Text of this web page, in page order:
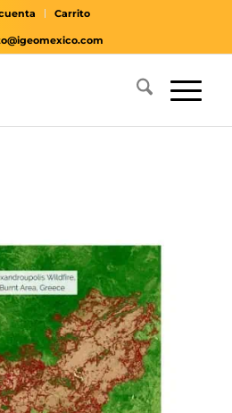
Carrito